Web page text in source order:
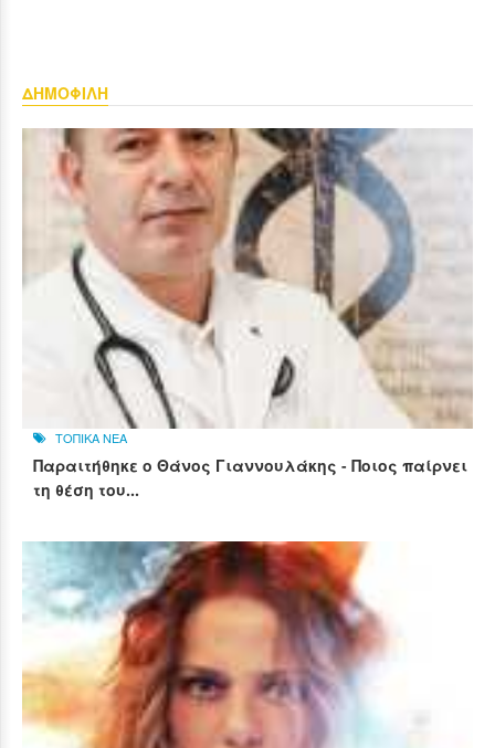
ΔΗΜΟΦΙΛΗ
ΤΟΠΙΚΑ ΝΕΑ
Παραιτήθηκε ο Θάνος Γιαννουλάκης - Ποιος παίρνει
τη θέση του...